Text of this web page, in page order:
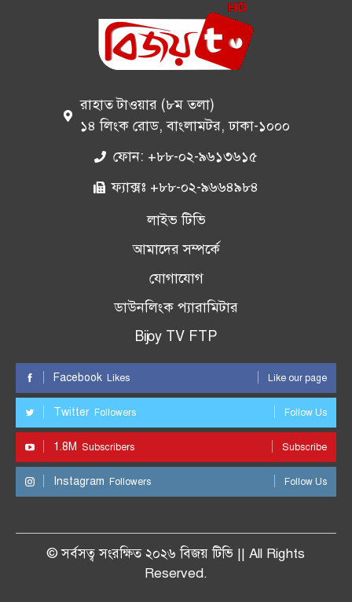
রাহাত টাওয়ার (৮ম তলা)
১৪ লিংক রোড, বাংলামটর, ঢাকা-১০০০
ফোন: +৮৮-০২-৯৬১৩৬১৫
ফ্যাক্সঃ +৮৮-০২-৯৬৬৪৯৮৪
লাইভ টিভি
আমাদের সম্পর্কে
যোগাযোগ
ডাউনলিংক প্যারামিটার
Bijoy TV FTP
Facebook Likes Like our page
Twitter Followers Follow Us
1.8M Subscribers Subscribe
Instagram Followers Follow Us
© সর্বসত্ব সংরক্ষিত ২০২৬ বিজয় টিভি || All Rights
Reserved.